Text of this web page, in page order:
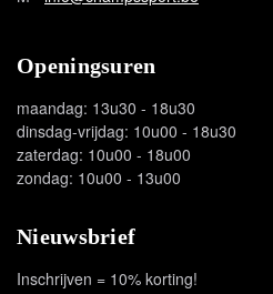
Openingsuren
maandag: 13u30 - 18u30
dinsdag-vrijdag: 10u00 - 18u30
zaterdag: 10u00 - 18u00
zondag: 10u00 - 13u00
Nieuwsbrief
Inschrijven = 10% korting!